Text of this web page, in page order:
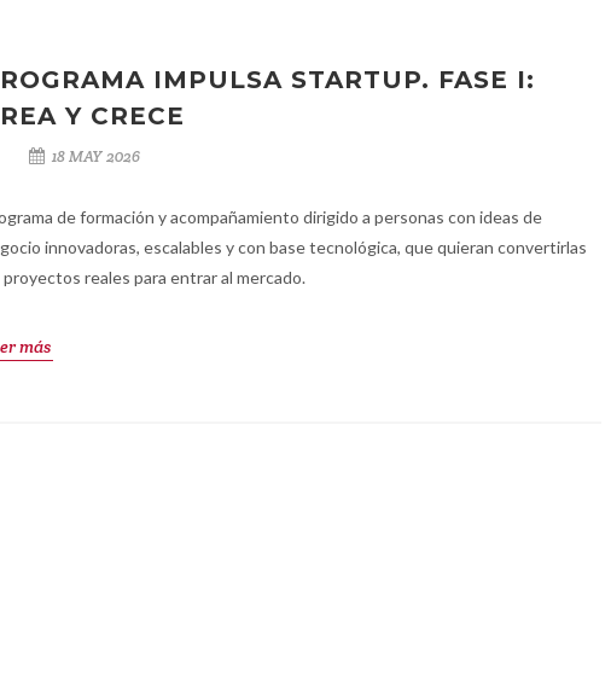
IMPULSA STARTUP. FASE I:
Y CRECE
18 MAY 2026
de formación y acompañamiento dirigido a personas con ideas de
innovadoras, escalables y con base tecnológica, que quieran convertirlas
proyectos reales para entrar al mercado.
más